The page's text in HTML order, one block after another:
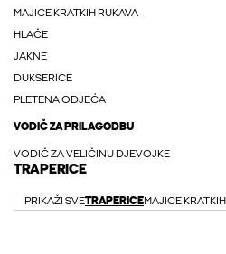
MAJICE KRATKIH RUKAVA
HLAČE
JAKNE
DUKSERICE
PLETENA ODJEĆA
VODIČ ZA PRILAGODBU
VODIČ ZA VELIČINU DJEVOJKE
TRAPERICE
PRIKAŽI SVETRAPERICEMAJICE